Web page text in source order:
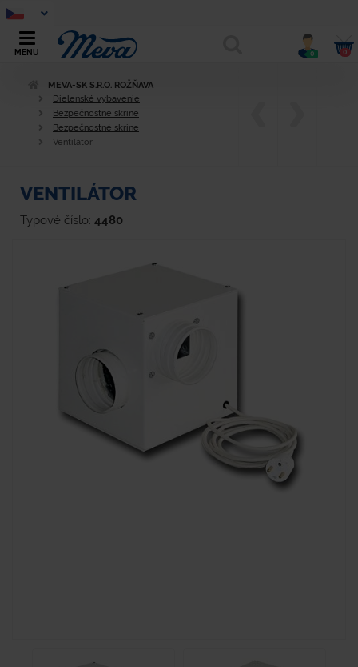
MENU 0 0
MEVA-SK S.R.O. ROŽŇAVA
Dielenské vybavenie
Bezpečnostné skrine
Bezpečnostné skrine
Ventilátor
VENTILÁTOR
Typové číslo: 4480